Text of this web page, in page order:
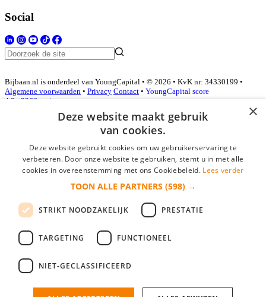
Social
Bijbaan.nl is onderdeel van YoungCapital • © 2026 • KvK nr: 34330199 •
Algemene voorwaarden • Privacy Contact • YoungCapital score
4.3 - 3366 reviews
Inloggen als bedrijf
*
login gegevens onthouden
login
Bedrijf aanmelden
nieuwe collega/werknemer zo gevonden!
×
Deze website maakt gebruik
van cookies.
Deze website gebruikt cookies om uw gebruikerservaring te
verbeteren. Door onze website te gebruiken, stemt u in met alle
cookies in overeenstemming met ons Cookiebeleid. Lees verder
TOON ALLE PARTNERS (598) →
STRIKT NOODZAKELIJK PRESTATIE
TARGETING FUNCTIONEEL
NIET-GECLASSIFICEERD